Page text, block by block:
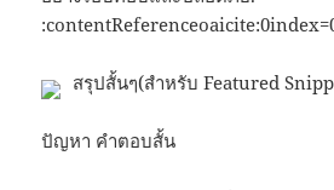
สรุปสั้นๆ(สำหรับ Featured
ปัญหา คำตอบสั้น